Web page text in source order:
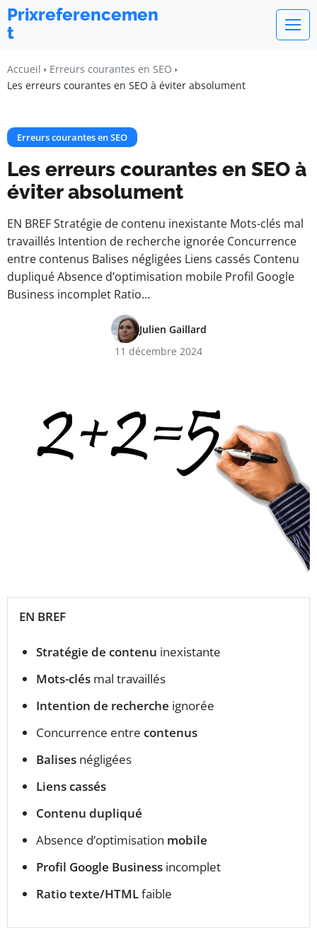
Prixreferencemen
t
Accueil
Erreurs courantes en SEO
Les erreurs courantes en SEO à éviter absolument
Erreurs courantes en SEO
Les erreurs courantes en SEO à
éviter absolument
EN BREF Stratégie de contenu inexistante Mots-clés mal
travaillés Intention de recherche ignorée Concurrence
entre contenus Balises négligées Liens cassés Contenu
dupliqué Absence d’optimisation mobile Profil Google
Business incomplet Ratio…
Julien Gaillard
11 décembre 2024
EN BREF
Stratégie de contenu inexistante
Mots-clés mal travaillés
Intention de recherche ignorée
Concurrence entre contenus
Balises négligées
Liens cassés
Contenu dupliqué
Absence d’optimisation mobile
Profil Google Business incomplet
Ratio texte/HTMLfaible